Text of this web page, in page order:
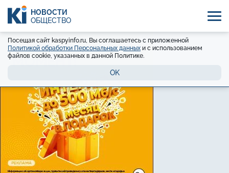
НОВОСТИ
ОБЩЕСТВО
Посещая сайт kaspyinfo.ru, Вы соглашаетесь с приложенной
Политикой обработки Персональных данных и с использованием
файлов cookie, указанных в данной Политике.
OK